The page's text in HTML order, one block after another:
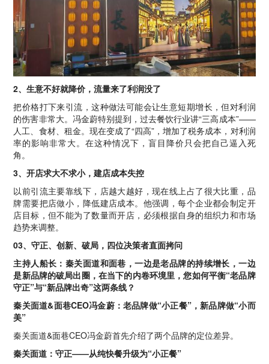
2、生意不好就降价，流量来了利润没了
把价格打下来引流，这种做法可能会让生意短期增长，但对利润
的伤害非常大。冯金蔚特别提到，过去餐饮行业讲“三高成本”——
人工、食材、租金。现在变成了“四高”，增加了税务成本，对利润
率的影响非常大。在这种情况下，盲目降价只会把自己逼入死
角。
3、开店求大不求小，建店成本失控
以前引流主要靠线下，店越大越好，现在线上占了很大比重，品
牌需要把店做小，降低建店成本。他强调，每个企业都会制定开
店目标，但不能为了数量而开店，必须根据自身的组织力和市场
趋势来调整。
03、守正、创新、破局，四位决策者直面拷问
主持人船长：秦关面道和面巷，一边是老品牌的持续增长，一边
是新品牌的破局出圈，在当下的内卷环境里，您如何平衡“老品牌
守正”与“新品牌出奇”这两条线？
秦关面道&面巷CEO冯金蔚：老品牌做“小正餐”，新品牌做“小而
美”
秦关面道&面巷CEO冯金蔚首先介绍了两个品牌的定位差异。
秦关面道：守正——从纯快餐升级为“小正餐”